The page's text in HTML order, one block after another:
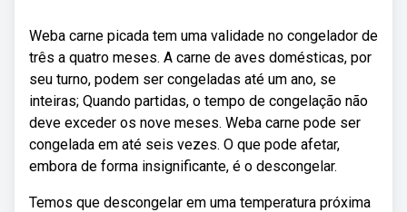
Weba carne picada tem uma validade no congelador de
três a quatro meses. A carne de aves domésticas, por
seu turno, podem ser congeladas até um ano, se
inteiras; Quando partidas, o tempo de congelação não
deve exceder os nove meses. Weba carne pode ser
congelada em até seis vezes. O que pode afetar,
embora de forma insignificante, é o descongelar.
Temos que descongelar em uma temperatura próxima